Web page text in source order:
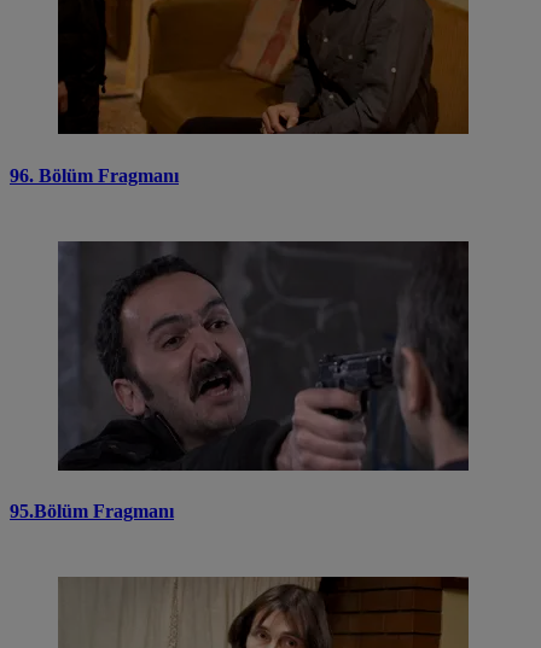
96. Bölüm Fragmanı
95.Bölüm Fragmanı